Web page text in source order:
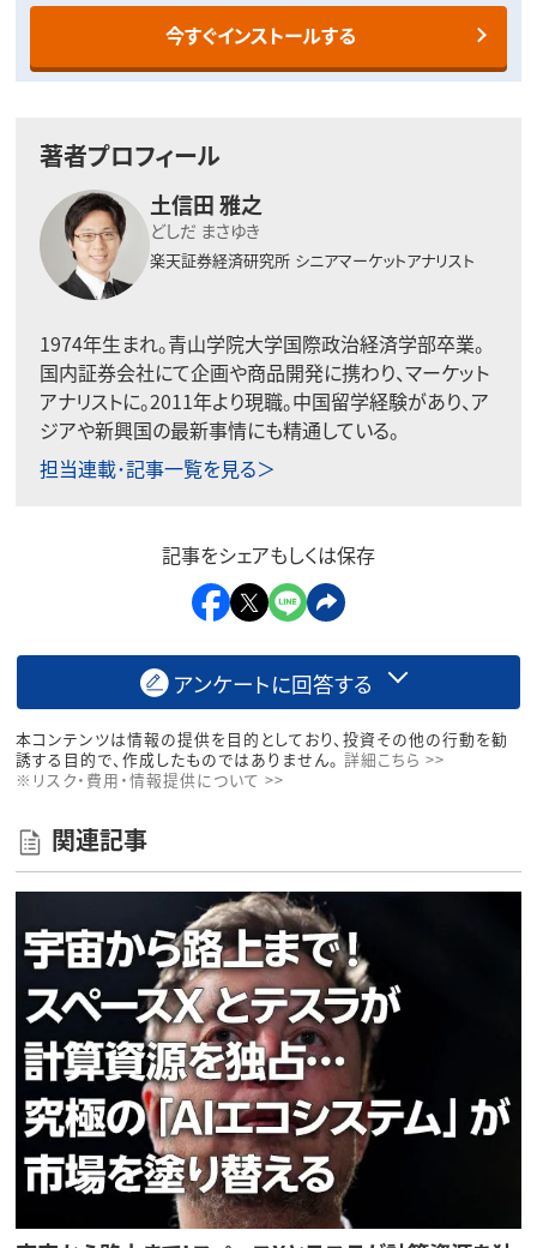
今すぐインストールする
著者プロフィール
土信田 雅之
どしだ まさゆき
楽天証券経済研究所 シニアマーケットアナリスト
1974年生まれ。青山学院大学国際政治経済学部卒業。
国内証券会社にて企画や商品開発に携わり、マーケット
アナリストに。2011年より現職。中国留学経験があり、ア
ジアや新興国の最新事情にも精通している。
担当連載･記事一覧を見る＞
記事をシェアもしくは保存
アンケートに回答する
本コンテンツは情報の提供を目的としており、投資その他の行動を勧
誘する目的で、作成したものではありません。 詳細こちら >>
※リスク・費用・情報提供について >>
関連記事